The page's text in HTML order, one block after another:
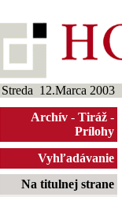
Streda 12.Marca 2003
Archív - Tiráž -
Prílohy
Vyhľadávanie
Na titulnej strane